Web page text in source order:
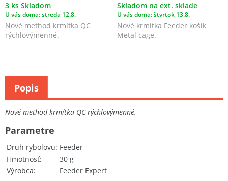
3 ks Skladom
U vás doma: streda 12.8.
Nové method krmítka QC
rýchlovýmenné.
Skladom na ext. sklade
U vás doma: štvrtok 13.8.
Nové krmítka Feeder košík
Metal cage.
Nové method krmítka QC rýchlovýmenné.
Druh rybolovu Feeder
Hmotnosť
30 g
Výrobca
Feeder Expert
Parametre
Popis